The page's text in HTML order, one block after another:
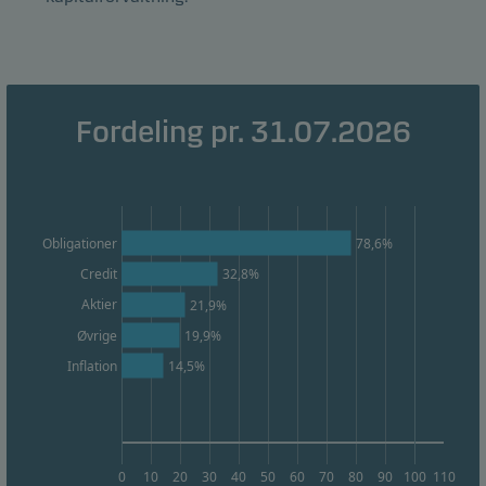
Fordeling pr. 31.07.2026
0 10 20 30 40 50 60 70 80 90 100 110
Obligationer
Credit
Aktier
Øvrige
Inflation
78,6%
32,8%
21,9%
19,9%
14,5%
aggregeret/anonym form, og bruges til at måle og
optimere effektiviteten for vores hjemmeside.
Disse cookies gør det muligt for os at identificere dig
(din enhed) og profilere din adfærd, så vi kan levere
det mest relevante indhold til dig.